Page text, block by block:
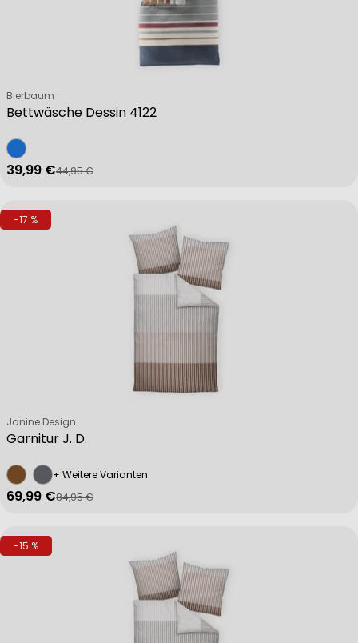
Bettwäsche Dessin 4122
Verkäufer:
Bierbaum
Verkaufspreis
39,99 €
Regulärer Preis
44,95 €
-17 %
Garnitur J. D.
Verkäufer:
Janine Design
+ Weitere Varianten
Verkaufspreis
69,99 €
Regulärer Preis
84,95 €
-15 %